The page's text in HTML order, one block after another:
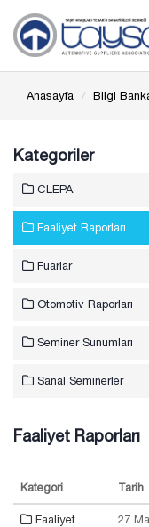
Anasayfa Bilgi
Kategoriler
CLEPA
Faaliyet Raporları
Fuarlar
Otomotiv Raporları
Seminer Sunumları
Sanal Seminerler
Faaliyet Raporları
Kategori
Tarih
Faaliyet
27